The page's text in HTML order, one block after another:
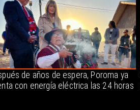
de años de espera, Poroma ya
con energía eléctrica las 24 horas